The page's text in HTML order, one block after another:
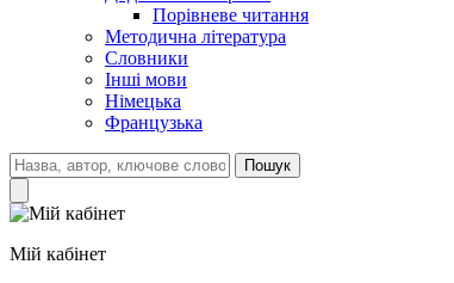
Порівневе читання
Методична література
Словники
Інші мови
Німецька
Французька
Пошук
Мій кабінет